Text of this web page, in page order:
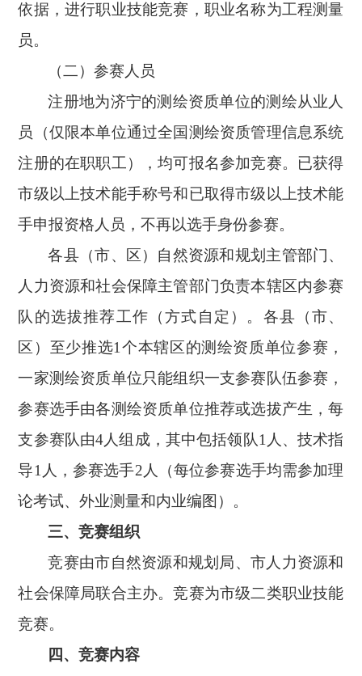
依据，进行职业技能竞赛，职业名称为工程测量
员。
（二）参赛人员
注册地为济宁的测绘资质单位的测绘从业人
员（仅限本单位通过全国测绘资质管理信息系统
注册的在职职工），均可报名参加竞赛。已获得
市级以上技术能手称号和已取得市级以上技术能
手申报资格人员，不再以选手身份参赛。
各县（市、区）自然资源和规划主管部门、
人力资源和社会保障主管部门负责本辖区内参赛
队的选拔推荐工作（方式自定）。各县（市、
区）至少推选1个本辖区的测绘资质单位参赛，
一家测绘资质单位只能组织一支参赛队伍参赛，
参赛选手由各测绘资质单位推荐或选拔产生，每
支参赛队由4人组成，其中包括领队1人、技术指
导1人，参赛选手2人（每位参赛选手均需参加理
论考试、外业测量和内业编图）。
三、竞赛组织
竞赛由市自然资源和规划局、市人力资源和
社会保障局联合主办。竞赛为市级二类职业技能
竞赛。
四、竞赛内容